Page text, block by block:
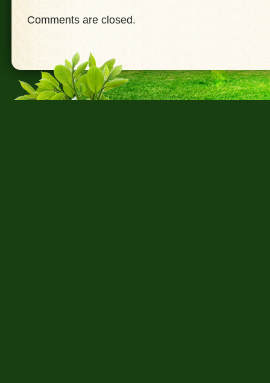
Comments are closed.